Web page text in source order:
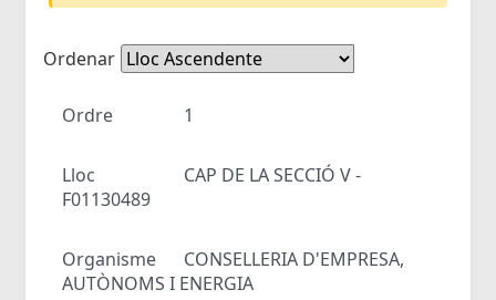
Ordenar
Ordre 1
Lloc
CAP DE LA SECCIÓ V -
F01130489
Organisme
CONSELLERIA D'EMPRESA,
AUTÒNOMS I ENERGIA